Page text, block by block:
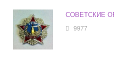
СОВЕТСКИЕ
9977